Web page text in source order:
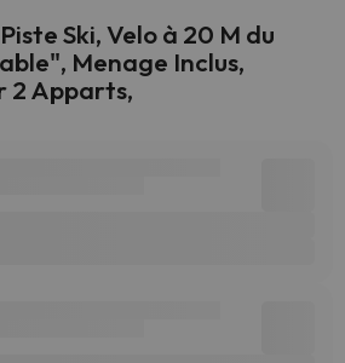
Ski, Velo à 20 M du
Menage Inclus,
2 Apparts,